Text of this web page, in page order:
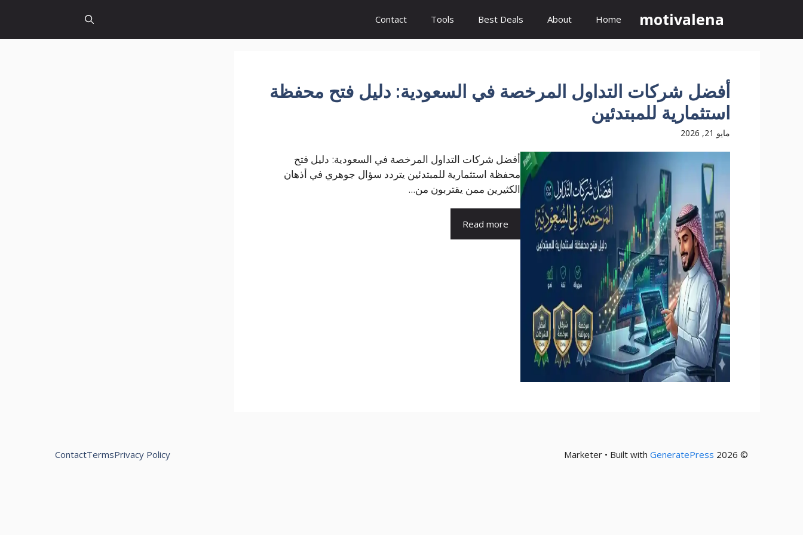
المحتوى
motivalena
Home
About
Best Deals
Tools
Contact
أفضل شركات التداول المرخصة في السعودية: دليل فتح محفظة
استثمارية للمبتدئين
مايو 21, 2026
أفضل شركات التداول المرخصة في السعودية: دليل فتح
محفظة استثمارية للمبتدئين يتردد سؤال جوهري في أذهان
الكثيرين ممن يقتربون من...
Read more
© 2026 Marketer • Built with
GeneratePress
Privacy Policy
Terms
Contact